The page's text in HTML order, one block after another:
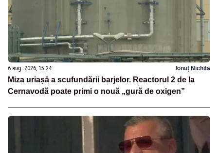
6 aug. 2026, 15:24 Ionuț Nichita
Miza uriașă a scufundării barjelor. Reactorul 2 de la
Cernavodă poate primi o nouă „gură de oxigen”